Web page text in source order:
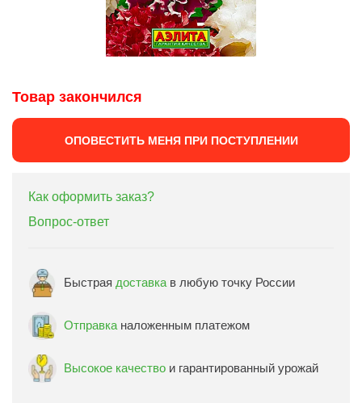
Товар закончился
ОПОВЕСТИТЬ МЕНЯ ПРИ ПОСТУПЛЕНИИ
Как оформить заказ?
Вопрос-ответ
Быстрая доставка в любую точку России
Отправка наложенным платежом
Высокое качество и гарантированный урожай